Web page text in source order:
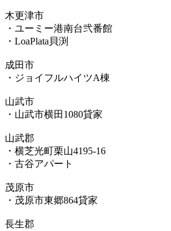
木更津市
・ユーミー港南台弐番館
・LoaPlata貝渕
成田市
・ジョイフルハイツA棟
山武市
・山武市横田1080貸家
山武郡
・横芝光町栗山4195-16
・古谷アパート
茂原市
・茂原市東郷864貸家
長生郡